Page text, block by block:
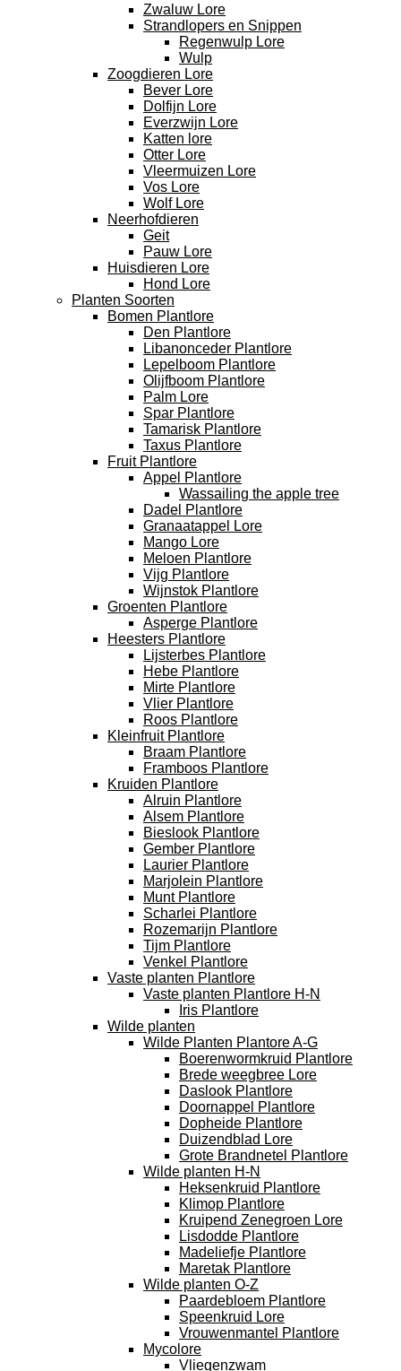
Zwaluw Lore
Strandlopers en Snippen
Regenwulp Lore
Wulp
Zoogdieren Lore
Bever Lore
Dolfijn Lore
Everzwijn Lore
Katten lore
Otter Lore
Vleermuizen Lore
Vos Lore
Wolf Lore
Neerhofdieren
Geit
Pauw Lore
Huisdieren Lore
Hond Lore
Planten Soorten
Bomen Plantlore
Den Plantlore
Libanonceder Plantlore
Lepelboom Plantlore
Olijfboom Plantlore
Palm Lore
Spar Plantlore
Tamarisk Plantlore
Taxus Plantlore
Fruit Plantlore
Appel Plantlore
Wassailing the apple tree
Dadel Plantlore
Granaatappel Lore
Mango Lore
Meloen Plantlore
Vijg Plantlore
Wijnstok Plantlore
Groenten Plantlore
Asperge Plantlore
Heesters Plantlore
Lijsterbes Plantlore
Hebe Plantlore
Mirte Plantlore
Vlier Plantlore
Roos Plantlore
Kleinfruit Plantlore
Braam Plantlore
Framboos Plantlore
Kruiden Plantlore
Alruin Plantlore
Alsem Plantlore
Bieslook Plantlore
Gember Plantlore
Laurier Plantlore
Marjolein Plantlore
Munt Plantlore
Scharlei Plantlore
Rozemarijn Plantlore
Tijm Plantlore
Venkel Plantlore
Vaste planten Plantlore
Vaste planten Plantlore H-N
Iris Plantlore
Wilde planten
Wilde Planten Plantore A-G
Boerenwormkruid Plantlore
Brede weegbree Lore
Daslook Plantlore
Doornappel Plantlore
Dopheide Plantlore
Duizendblad Lore
Grote Brandnetel Plantlore
Wilde planten H-N
Heksenkruid Plantlore
Klimop Plantlore
Kruipend Zenegroen Lore
Lisdodde Plantlore
Madeliefje Plantlore
Maretak Plantlore
Wilde planten O-Z
Paardebloem Plantlore
Speenkruid Lore
Vrouwenmantel Plantlore
Mycolore
Vliegenzwam